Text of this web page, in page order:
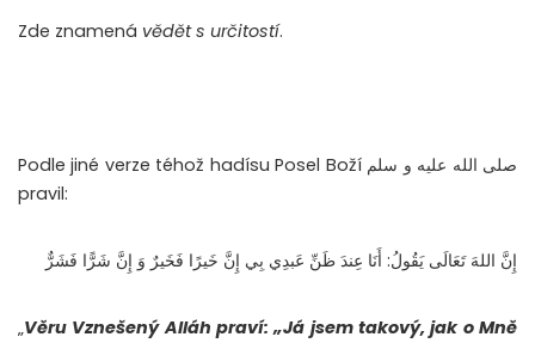
Zde znamená vědět s určitostí.
Podle jiné verze téhož hadísu Posel Boží صلى الله عليه و سلم
pravil:
إِنَّ اللهَ تَعَالَى يَقُولُ: أَنَا عِندَ ظَنِّ عَبدِي بِي إِنَّ خَيرًا فَخَيرٌ وَ إِنَّ شَرًّا فَشَرٌّ
„Věru Vznešený Alláh praví: „Já jsem takový, jak o Mně